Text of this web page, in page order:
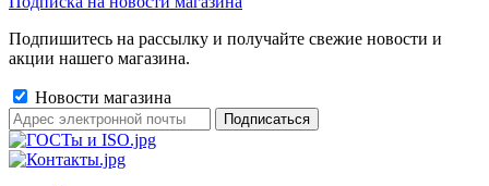
Подпишитесь на рассылку и получайте свежие новости и
акции нашего магазина.
Новости магазина